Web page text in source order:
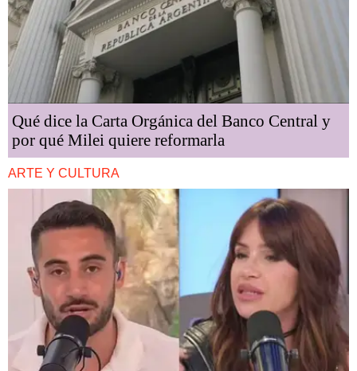
Qué dice la Carta Orgánica del Banco Central y
por qué Milei quiere reformarla
ARTE Y CULTURA